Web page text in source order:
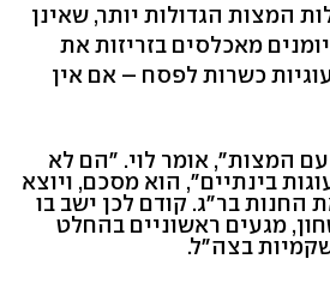
המצות הגדולות יותר, שאינן
מאכלסים בזריזות את
כשרות לפסח – אם אין
המצות", אומר לוי. "הם לא
בינתיים", הוא מסכם, ויוצא
החנות בר"ג. קודם לכן ישב בו
מגעים ראשוניים בהחלט
בצה"ל.